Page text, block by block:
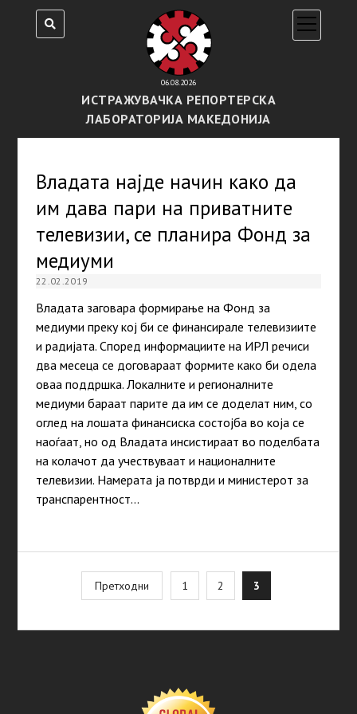
06.08.2026
ИСТРАЖУВАЧКА РЕПОРТЕРСКА
ЛАБОРАТОРИЈА МАКЕДОНИЈА
open
menu
Владата најде начин како да
им дава пари на приватните
телевизии, се планира Фонд за
медиуми
22.02.2019
Владата загoвара формирање на Фонд за
медиуми преку кој би се финансирале телевизиите
и радијата. Според информациите на ИРЛ речиси
два месеца се договараат формите како би одела
оваа поддршка. Локалните и регионалните
медиуми бараат парите да им се доделат ним, со
оглед на лошата финансиска состојба во која се
наоѓаат, но од Владата инсистираат во поделбата
на колачот да учествуваат и националните
телевизии. Намерата ја потврди и министерот за
транспарентност…
pagination
Претходни 1 2 3